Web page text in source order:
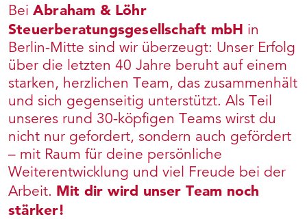
Bei Abraham & Löhr
Steuerberatungsgesellschaft mbH in
Berlin-Mitte sind wir überzeugt: Unser Erfolg
über die letzten 40 Jahre beruht auf einem
starken, herzlichen Team, das zusammenhält
und sich gegenseitig unterstützt. Als Teil
unseres rund 30-köpfigen Teams wirst du
nicht nur gefordert, sondern auch gefördert
– mit Raum für deine persönliche
Weiterentwicklung und viel Freude bei der
Arbeit. Mit dir wird unser Team noch
stärker!